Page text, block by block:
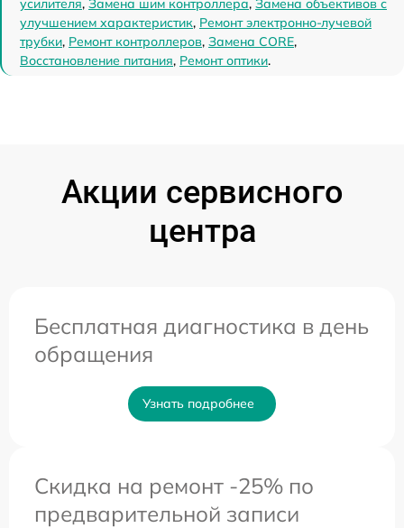
усилителя, Замена шим контроллера, Замена объективов с
улучшением характеристик, Ремонт электронно-лучевой
трубки, Ремонт контроллеров, Замена CORE,
Восстановление питания, Ремонт оптики.
Акции сервисного
центра
Бесплатная диагностика в день
обращения
Узнать подробнее
Скидка на ремонт -25% по
предварительной записи